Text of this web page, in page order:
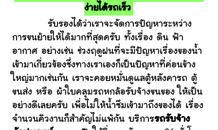
ง่ายได้รถเร็ว
รับรองได้ว่าเราจะจัดการปัญหาระหว่าง
การขนย้ายให้ได้มากที่สุดครับ ทั้งเรื่อง ดิน ฟ้า
อากาศ อย่างเช่น ช่วงฤดูฝนที่จะมีปัญหาเรื่องของน้ำ
เข้ามาเกี่ยวข้องซึ่งทางเราเองก็เป็นปัญหาที่ค่อนข้าง
ใหญ่มากเช่นกัน เราจะคอยหมั่นดูแลตู้หลังคารถ ตู้
ขนส่ง หรือ ผ้าใบคลุมรถหกล้อรับจ้างขนของ ให้เป็น
อย่างดีเลยครับ เพื่อไม่ให้น้ำซึมเข้ามาถึงของได้ เรื่อง
จำนวนคิวงานก็สำคัญไม่แพ้กัน บริการรถรับจ้าง